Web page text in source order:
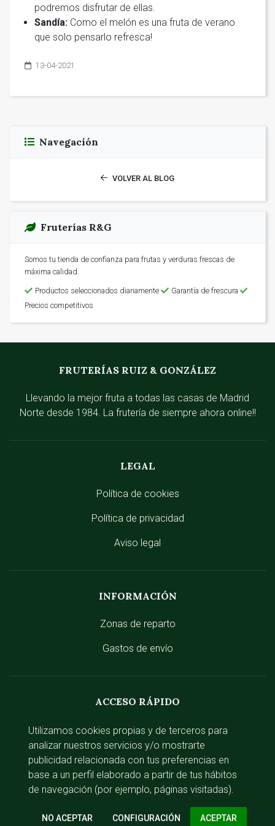
podremos disfrutar de ellas.
Sandía: Como el melón es una fruta de verano
que solo pensarlo refresca!
13-04-2021
Navegación
VOLVER AL BLOG
Fruterías R&G
Somos tu tienda de confianza para frutas y verduras frescas de
máxima calidad.
Productos seleccionados diariamente
Garantía de frescura
Precios competitivos
Utilizamos cookies propias y de terceros para
analizar nuestros servicios y/o mostrarte
publicidad relacionada con tus preferencias en
base a un perfil elaborado a partir de tus hábitos
de navegación (por ejemplo, páginas visitadas).
CONFIGURACIÓN
FRUTERÍAS RUIZ & GONZÁLEZ
Llevando la mejor fruta a todas las casas de Madrid
Norte desde 1984. La frutería de siempre ahora online!!
LEGAL
Política de cookies
Política de privacidad
Aviso legal
INFORMACIÓN
Zonas de reparto
Gastos de envío
ACCESO RÁPIDO
Iniciar sesión
Av. del Guadalix, 35, local 4, 28120 Santo
Domingo, Madrid
91 622 14 94